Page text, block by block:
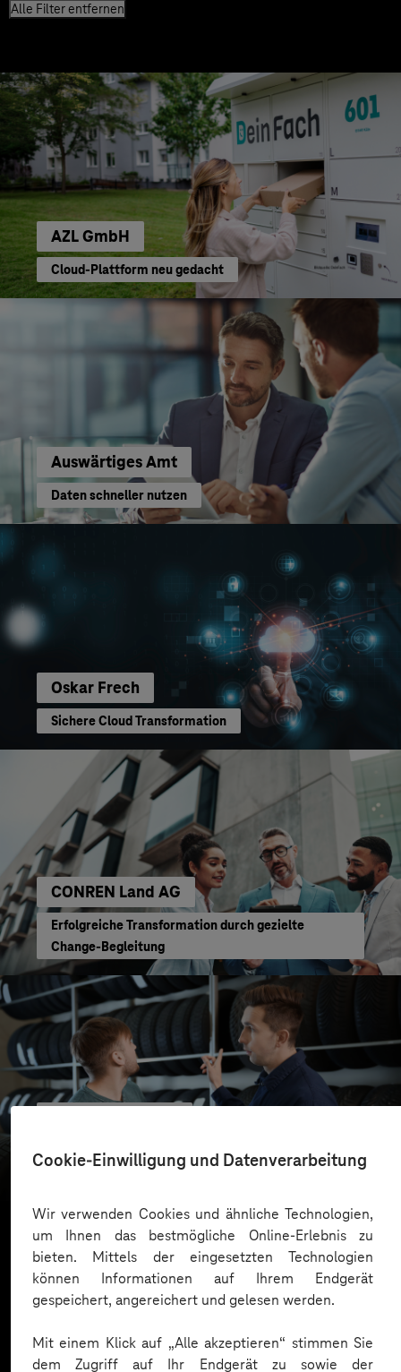
Cookie-Einwilligung und Datenverarbeitung
Wir verwenden Cookies und ähnliche Technologien,
um Ihnen das bestmögliche Online-Erlebnis zu
bieten. Mittels der eingesetzten Technologien
können Informationen auf Ihrem Endgerät
gespeichert, angereichert und gelesen werden.
Mit einem Klick auf „Alle akzeptieren“ stimmen Sie
dem Zugriff auf Ihr Endgerät zu sowie der
Alle Filter entfernen
AZL GmbH
Cloud-Plattform neu gedacht
Auswärtiges Amt
Daten schneller nutzen
Oskar Frech
Sichere Cloud Transformation
CONREN Land AG
Erfolgreiche Transformation durch gezielte
Change-Begleitung
Business GPT für eine sichere und effiziente KI-
Mehr laden